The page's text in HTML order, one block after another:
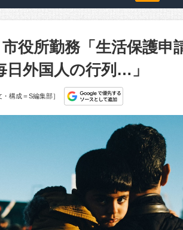
市役所勤務「生活保護申
外国人の行列…」
・構成＝S編集部］